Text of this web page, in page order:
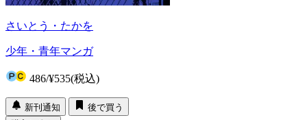
さいとう・たかを
少年・青年マンガ
486/¥535(税込)
新刊通知
後で買う